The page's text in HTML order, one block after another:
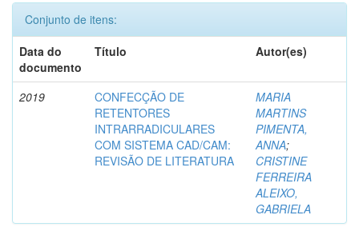
Conjunto de itens:
Data do
documento
Título Autor(es)
2019
CONFECÇÃO DE
RETENTORES
INTRARRADICULARES
COM SISTEMA CAD/CAM:
REVISÃO DE LITERATURA
MARIA
MARTINS
PIMENTA,
ANNA;
CRISTINE
FERREIRA
ALEIXO,
GABRIELA